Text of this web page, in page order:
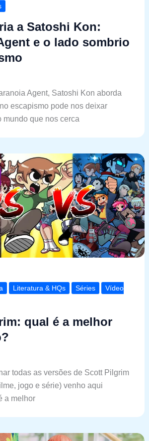
a Satoshi Kon:
e o lado sombrio
Agent, Satoshi Kon aborda
escapismo pode nos deixar
mundo que nos cerca
Literatura & HQs Séries
Vídeo
qual é a melhor
todas as versões de Scott Pilgrim
jogo e série) venho aqui
a melhor